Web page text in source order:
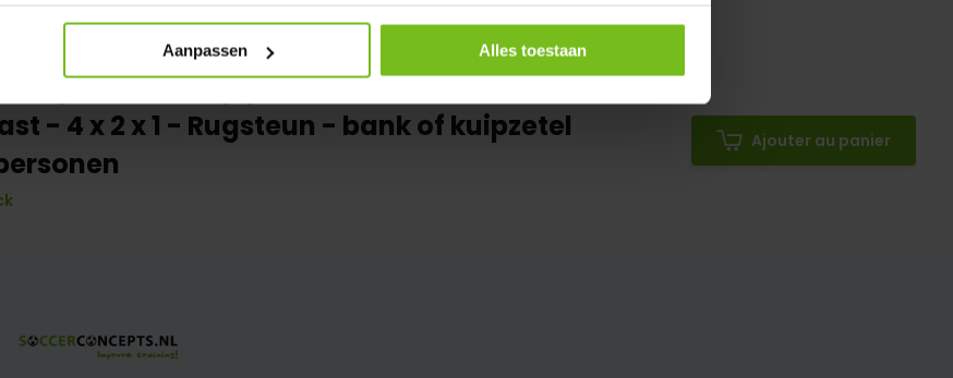
Aanpassen Alles toestaan
Dugout Volledig gelast - PC 3mm UV en
- 4 x 2 x 1 - Rugsteun - bank of kuipzetel
Ajouter au panier